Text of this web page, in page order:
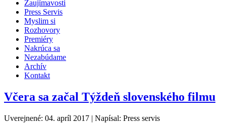
Zaujímavosti
Press Servis
Myslim si
Rozhovory
Premiéry
Nakrúca sa
Nezabúdame
Archív
Kontakt
Včera sa začal Týždeň slovenského filmu
Uverejnené: 04. apríl 2017 | Napísal: Press servis